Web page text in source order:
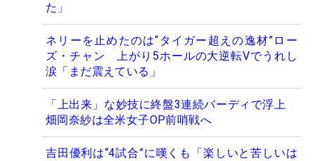
た」
ネリーを止めたのは“タイガー超えの逸材”ロー
ズ・チャン 上がり5ホールの大逆転Vでうれし
涙「まだ震えている」
「上出来」な妙技に終盤3連続バーディで浮上
畑岡奈紗は全米女子OP前哨戦へ
吉田優利は“4試合”に嘆くも「楽しいと苦しいは